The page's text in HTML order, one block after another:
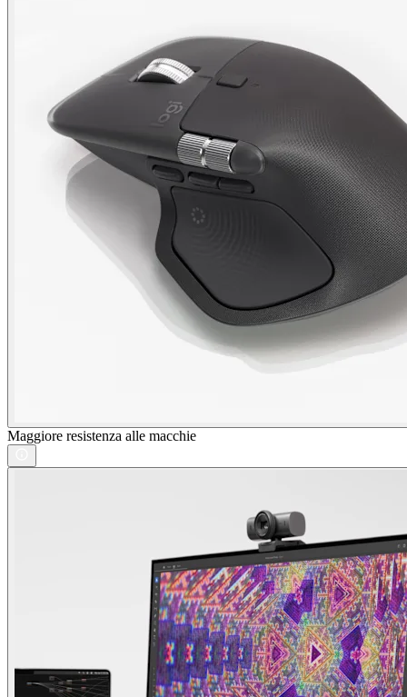
Maggiore resistenza alle macchie